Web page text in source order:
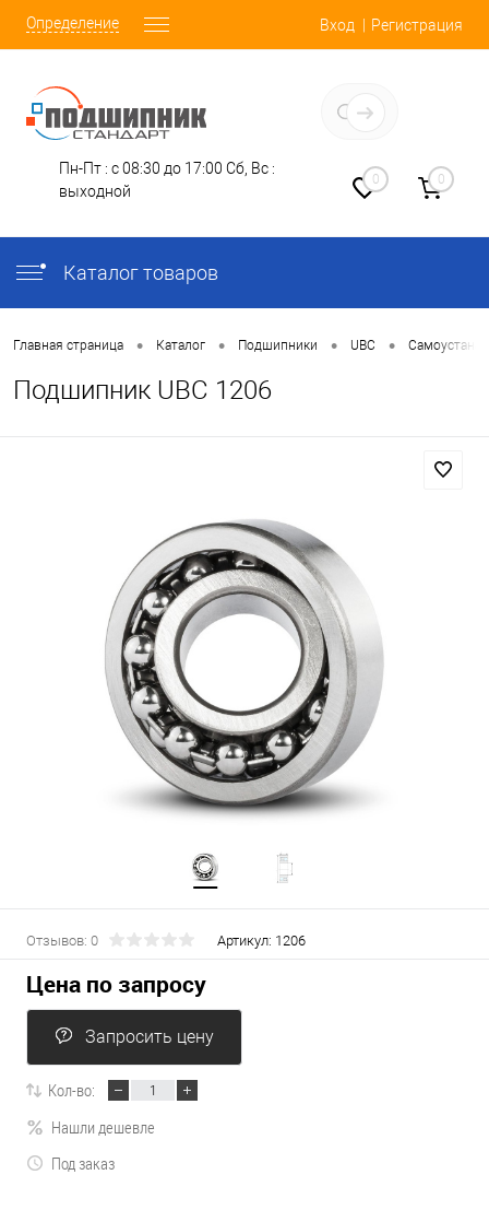
Определение Вход Регистрация
Пн-Пт : с 08:30 до 17:00 Сб, Вс :
выходной
0 0
Каталог товаров
Главная страница • Каталог • Подшипники • UBC •
Подшипник UBC 1206
Отзывов: 0 Артикул: 1206
Цена по запросу
Запросить цену
Кол-во:
Нашли дешевле
Под заказ